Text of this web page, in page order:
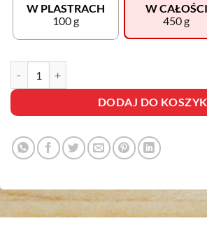
W PLASTRACH
100 g
W CAŁOŚCI
450 g
DODAJ DO